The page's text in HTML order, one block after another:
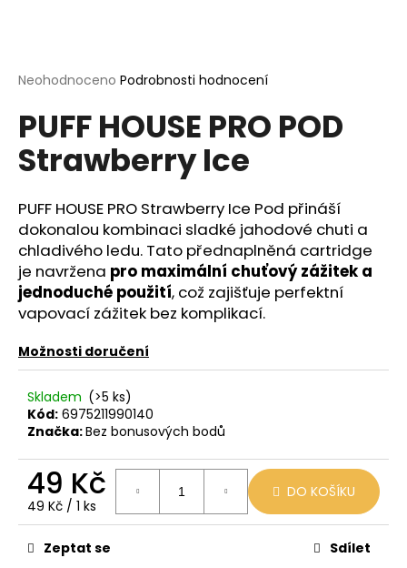
Průměrné
produktu
je
0,0
z
hvězdiček.
Neohodnoceno Podrobnosti hodnocení
PUFF HOUSE PRO POD
Strawberry Ice
PUFF HOUSE PRO Strawberry Ice Pod přináší
dokonalou kombinaci sladké jahodové chuti a
chladivého ledu. Tato přednaplněná cartridge
je navržena pro maximální chuťový zážitek a
jednoduché použití, což zajišťuje perfektní
vapovací zážitek bez komplikací.
Možnosti doručení
Skladem (>5 ks)
Kód: 6975211990140
Značka:Bez bonusových bodů
49 Kč
Měrná
cena:
49 Kč / 1 ks
DO KOŠÍKU
Zeptat se Sdílet
í
t
?
HLEDAT
D
o
o
r
u
č
u
m
e